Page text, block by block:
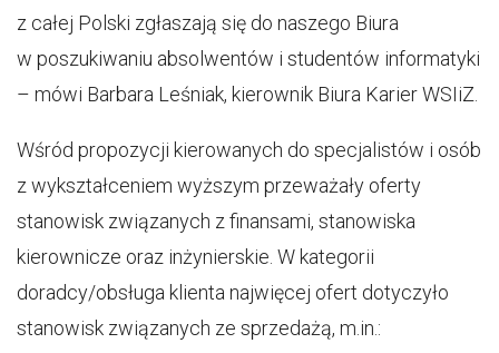
z całej Polski zgłaszają się do naszego Biura
w poszukiwaniu absolwentów i studentów informatyki
– mówi Barbara Leśniak, kierownik Biura Karier WSIiZ.
Wśród propozycji kierowanych do specjalistów i osób
z wykształceniem wyższym przeważały oferty
stanowisk związanych z finansami, stanowiska
kierownicze oraz inżynierskie. W kategorii
doradcy/obsługa klienta najwięcej ofert dotyczyło
stanowisk związanych ze sprzedażą, m.in.: